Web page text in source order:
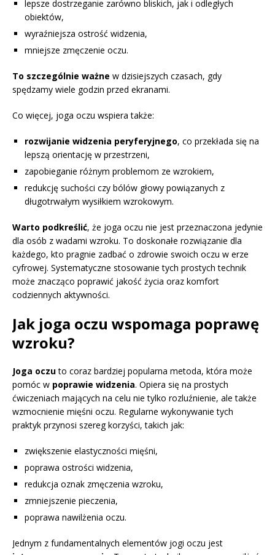
lepsze dostrzeganie zarówno bliskich, jak i odległych
obiektów,
wyraźniejsza ostrość widzenia,
mniejsze zmęczenie oczu.
To szczególnie ważne w dzisiejszych czasach, gdy
spędzamy wiele godzin przed ekranami.
Co więcej, joga oczu wspiera także:
rozwijanie widzenia peryferyjnego, co przekłada się na
lepszą orientację w przestrzeni,
zapobieganie różnym problemom ze wzrokiem,
redukcję suchości czy bólów głowy powiązanych z
długotrwałym wysiłkiem wzrokowym.
Warto podkreślić, że joga oczu nie jest przeznaczona jedynie
dla osób z wadami wzroku. To doskonałe rozwiązanie dla
każdego, kto pragnie zadbać o zdrowie swoich oczu w erze
cyfrowej. Systematyczne stosowanie tych prostych technik
może znacząco poprawić jakość życia oraz komfort
codziennych aktywności.
Jak joga oczu wspomaga poprawę
wzroku?
Joga oczuto coraz bardziej popularna metoda, która może
pomóc w poprawie widzenia. Opiera się na prostych
ćwiczeniach mających na celu nie tylko rozluźnienie, ale także
wzmocnienie mięśni oczu. Regularne wykonywanie tych
praktyk przynosi szereg korzyści, takich jak:
zwiększenie elastyczności mięśni,
poprawa ostrości widzenia,
redukcja oznak zmęczenia wzroku,
zmniejszenie pieczenia,
poprawa nawilżenia oczu.
Jednym z fundamentalnych elementów jogi oczu jest